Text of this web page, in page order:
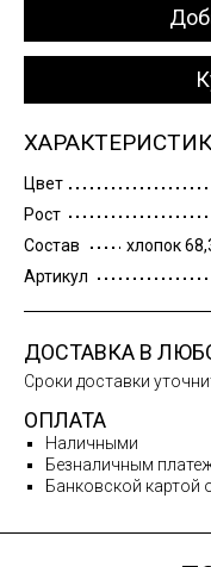
Цвет
Рост
Состав
хлопок
Артикул
ДОСТАВКА В
Сроки доставки
ОПЛАТА
Наличными
Безналичным
Банковской картой